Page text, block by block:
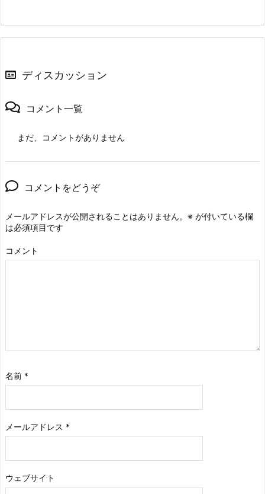
ディスカッション
コメント一覧
まだ、コメントがありません
コメントをどうぞ
メールアドレスが公開されることはありません。 ※ が付いている欄
は必須項目です
コメント
名前 *
メールアドレス *
ウェブサイト